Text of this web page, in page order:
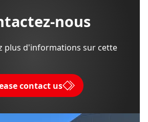
nous
plus d'informations sur cette
contact us